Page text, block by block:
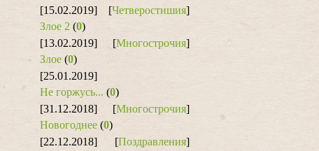
[15.02.2019]
[Четверостишия]
Злое 2 (0)
[13.02.2019]
[Многострочия]
Злое (0)
[25.01.2019]
Не горжусь... (0)
[31.12.2018]
[Многострочия]
Новогоднее (0)
[22.12.2018]
[Поздравления]